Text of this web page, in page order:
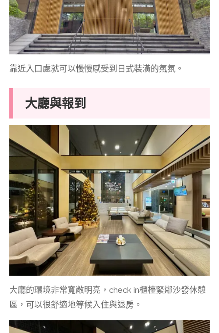
靠近入口處就可以慢慢感受到日式裝潢的氣氛。
大廳與報到
大廳的環境非常寬敞明亮，check in櫃檯緊鄰沙發休憩
區，可以很舒適地等候入住與退房。